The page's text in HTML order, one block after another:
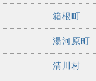
箱根町
湯河原町
清川村